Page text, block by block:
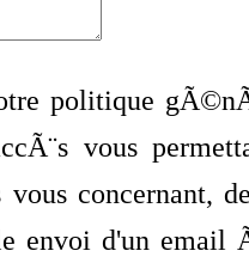
politique
vous
concernant,
envoi d'un